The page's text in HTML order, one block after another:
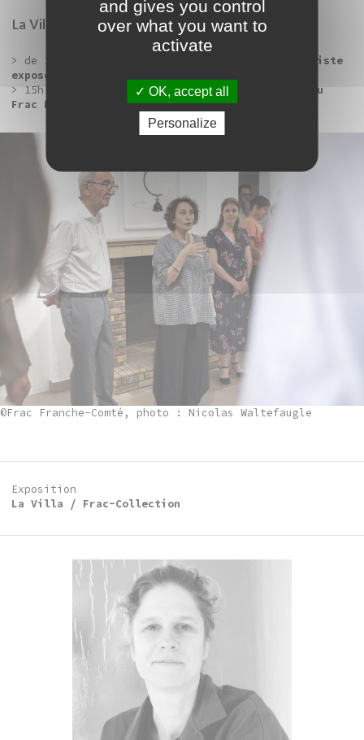
La Villa, Arc-lès-Gray
> de 14h à 17h :
échange avec Sarah Ritter, artiste
exposée
> 15h :
conférence : origines et singularités du
Frac Franche-Comté- durée : 1h
©Frac Franche-Comté, photo : Nicolas Waltefaugle
Exposition
La Villa / Frac-Collection
and gives you control
over what you want to
activate
OK, accept all
Personalize